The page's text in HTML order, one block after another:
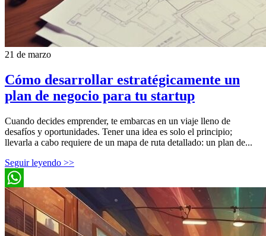
21 de marzo
Cómo desarrollar estratégicamente un
plan de negocio para tu startup
Cuando decides emprender, te embarcas en un viaje lleno de
desafíos y oportunidades. Tener una idea es solo el principio;
llevarla a cabo requiere de un mapa de ruta detallado: un plan de...
Seguir leyendo >>
WhatsApp